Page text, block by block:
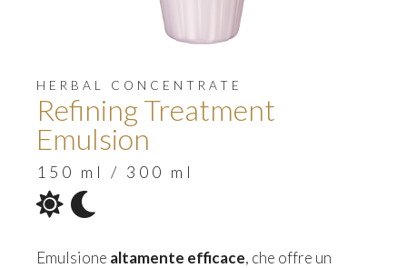
HERBAL CONCENTRATE
Refining Treatment
Emulsion
150 ml / 300 ml
Emulsione altamente efficace, che offre un